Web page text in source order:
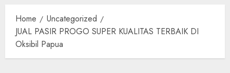
Home
Uncategorized
JUAL PASIR PROGO SUPER KUALITAS TERBAIK DI
Oksibil Papua